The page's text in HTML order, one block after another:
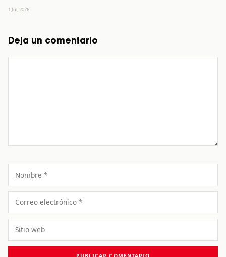
1 Jul, 2026
Deja un comentario
Nombre
Correo
electrónico
Sitio
web